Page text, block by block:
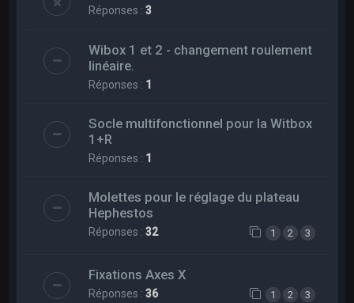
Réponses :3
Wibox 1 et 2 - changement roulement
linéaire.
Réponses : 1
Socle multifonctionnel pour la Witbox
1+R
Réponses : 1
Molettes pour le réglage du plateau
Hephestos
Réponses :32 1 2 3
Fixations Axes X
Réponses :36 1 2 3